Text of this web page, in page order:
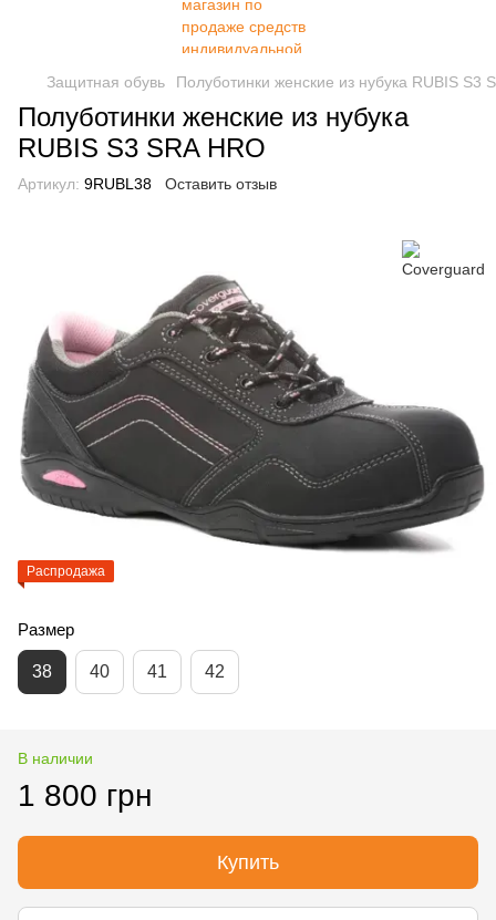
Защитная обувь Полуботинки женские из нубука RUBIS S3
Полуботинки женские из нубука
RUBIS S3 SRA HRO
Артикул: 9RUBL38 Оставить отзыв
Распродажа
Размер
38 40 41 42
В наличии
1 800 грн
Купить